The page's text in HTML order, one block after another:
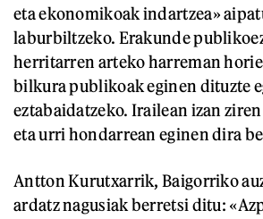
eta ekonomikoak indartzea»
laburbiltzeko. Erakunde
herritarren arteko harreman
bilkura publikoak eginen dituzte
eztabaidatzeko. Irailean izan
eta urri hondarrean eginen dira
Antton Kurutxarrik, Baigorriko
ardatz nagusiak berretsi ditu: